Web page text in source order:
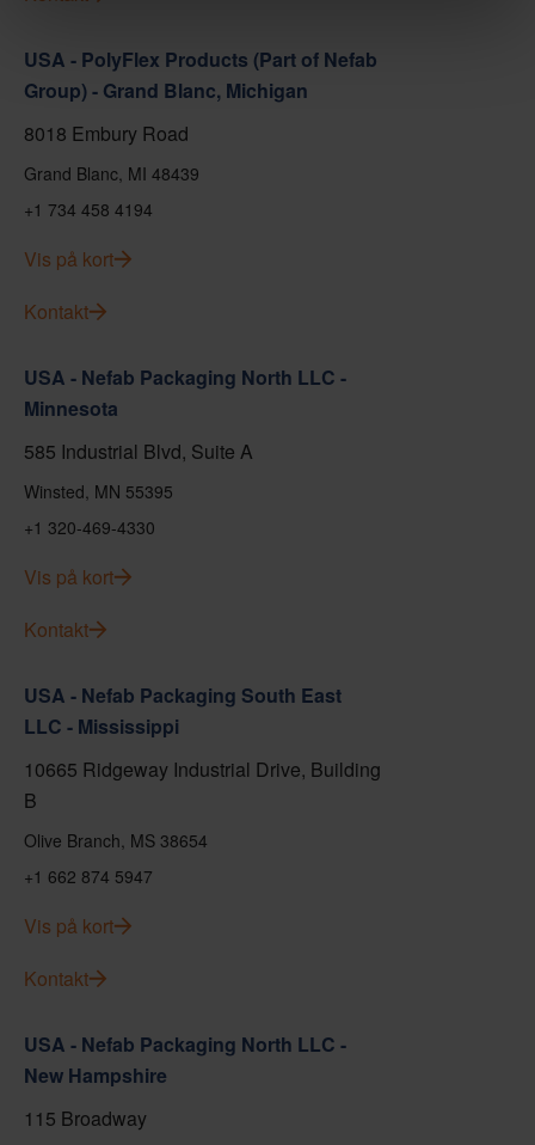
USA - PolyFlex Products (Part of Nefab
Group) - Grand Blanc, Michigan
8018 Embury Road
Grand Blanc, MI 48439
+1 734 458 4194
Vis på kort
Kontakt
USA - Nefab Packaging North LLC -
Minnesota
585 Industrial Blvd, Suite A
Winsted, MN 55395
+1 320-469-4330
Vis på kort
Kontakt
USA - Nefab Packaging South East
LLC - Mississippi
10665 Ridgeway Industrial Drive, Building
B
Olive Branch, MS 38654
+1 662 874 5947
Vis på kort
Kontakt
USA - Nefab Packaging North LLC -
New Hampshire
115 Broadway